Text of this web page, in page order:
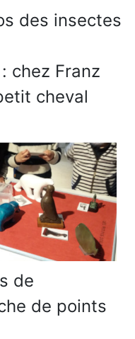
des insectes
chez Franz
cheval
de
de points